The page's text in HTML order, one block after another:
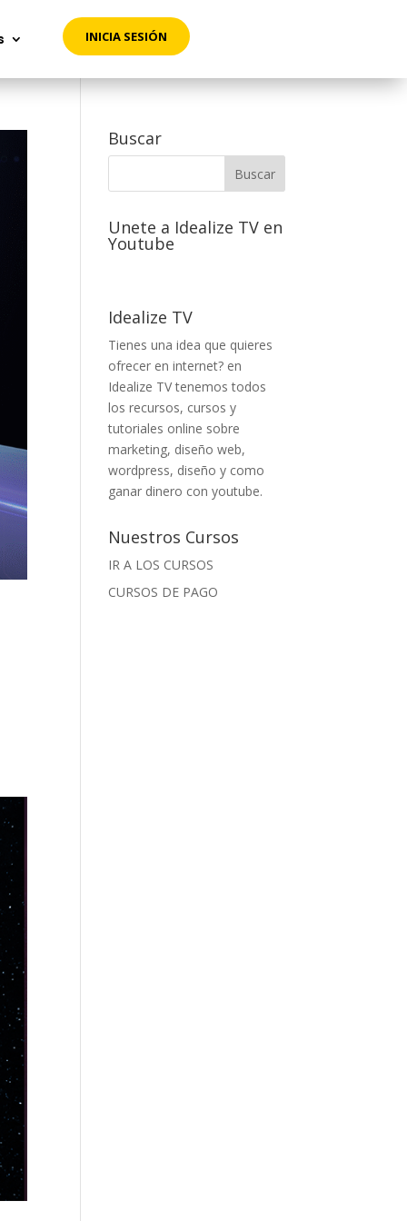
INICIA SESIÓN
INICIA SESIÓN
Buscar
Unete a Idealize TV en
Youtube
Idealize TV
Tienes una idea que quieres
ofrecer en internet? en
Idealize TV tenemos todos
los recursos, cursos y
tutoriales online sobre
marketing, diseño web,
wordpress, diseño y como
ganar dinero con youtube.
Nuestros Cursos
IR A LOS CURSOS
CURSOS DE PAGO